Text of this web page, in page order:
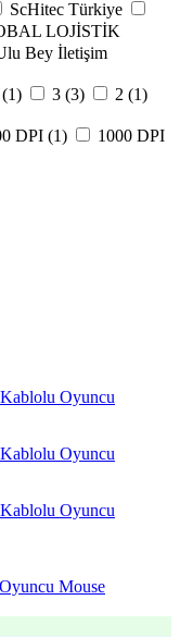
ScHitec Türkiye
LOJİSTİK
Bey İletişim
1) 3 (3) 2 (1)
DPI (1)
1000 DPI
Mouse